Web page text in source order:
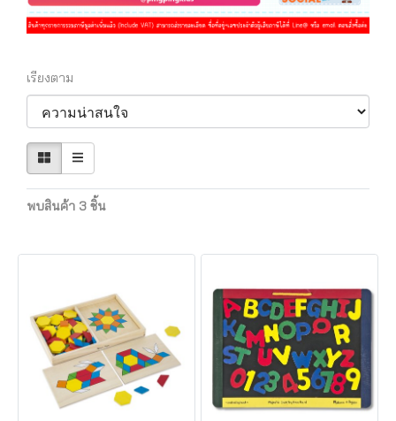
เรียงตาม
พบสินค้า 3 ชิ้น